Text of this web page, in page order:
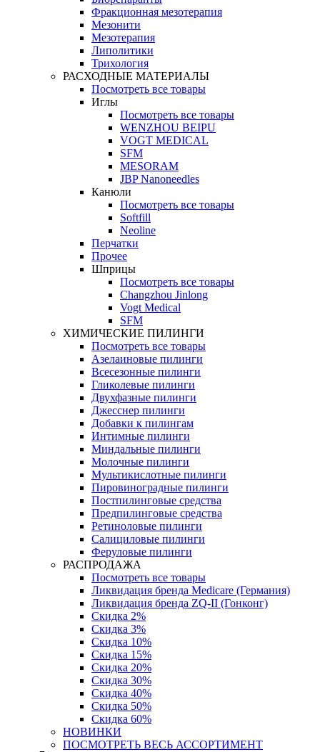
Фракционная мезотерапия
Мезонити
Мезотерапия
Липолитики
Трихология
РАСХОДНЫЕ МАТЕРИАЛЫ
Посмотреть все товары
Иглы
Посмотреть все товары
WENZHOU BEIPU
VOGT MEDICAL
SFM
MESORAM
JBP Nanoneedles
Канюли
Посмотреть все товары
Softfill
Neoline
Перчатки
Прочее
Шприцы
Посмотреть все товары
Changzhou Jinlong
Vogt Medical
SFM
ХИМИЧЕСКИЕ ПИЛИНГИ
Посмотреть все товары
Азелаиновые пилинги
Всесезонные пилинги
Гликолевые пилинги
Двухфазные пилинги
Джесснер пилинги
Добавки к пилингам
Интимные пилинги
Миндальные пилинги
Молочные пилинги
Мультикислотные пилинги
Пировиноградные пилинги
Постпилинговые средства
Предпилинговые средства
Ретиноловые пилинги
Салициловые пилинги
Феруловые пилинги
РАСПРОДАЖА
Посмотреть все товары
Ликвидация бренда Medicare (Германия)
Ликвидация бренда ZQ-II (Гонконг)
Скидка 2%
Скидка 3%
Скидка 10%
Скидка 15%
Скидка 20%
Скидка 30%
Скидка 40%
Скидка 50%
Скидка 60%
НОВИНКИ
ПОСМОТРЕТЬ ВЕСЬ АССОРТИМЕНТ